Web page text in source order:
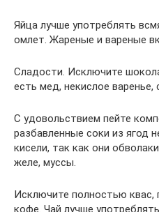
Яйца лучше употреблять
омлет. Жареные и вареные
Сладости. Исключите
есть мед, некислое варенье,
С удовольствием пейте
разбавленные соки из ягод
кисели, так как они
желе, муссы.
Исключите полностью квас,
кофе. Чай лучше